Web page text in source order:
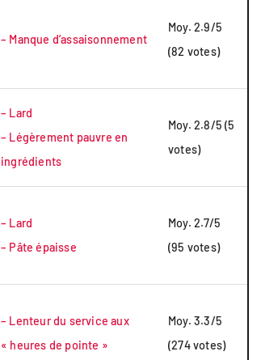
– Manque d’assaisonnement
Moy. 2.9/5
(82 votes)
– Lard
– Légèrement pauvre en
ingrédients
Moy. 2.8/5 (5
votes)
– Lard
– Pâte épaisse
Moy. 2.7/5
(95 votes)
– Lenteur du service aux
« heures de pointe »
Moy. 3.3/5
(274 votes)